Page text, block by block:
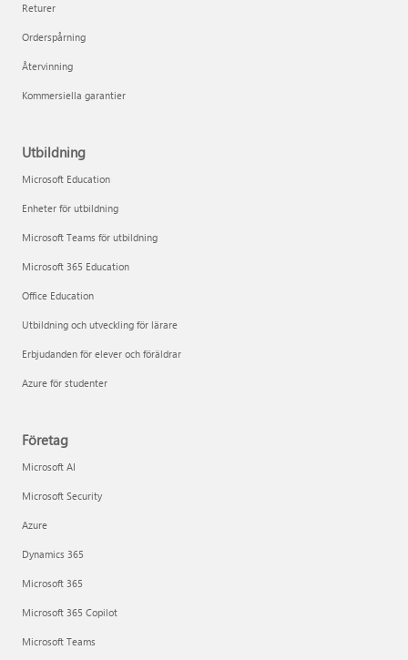
Returer
Orderspårning
Återvinning
Kommersiella garantier
Utbildning
Microsoft Education
Enheter för utbildning
Microsoft Teams för utbildning
Microsoft 365 Education
Office Education
Utbildning och utveckling för lärare
Erbjudanden för elever och föräldrar
Azure för studenter
Företag
Microsoft AI
Microsoft Security
Azure
Dynamics 365
Microsoft 365
Microsoft 365 Copilot
Microsoft Teams